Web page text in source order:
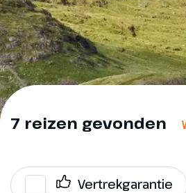
7 reizen gevonden
Vertrekgarantie